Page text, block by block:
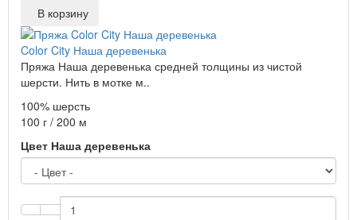
В корзину
Color City Наша деревенька
Пряжа Наша деревенька средней толщины из чистой
шерсти. Нить в мотке м..
100% шерсть
100 г / 200 м
Цвет Наша деревенька